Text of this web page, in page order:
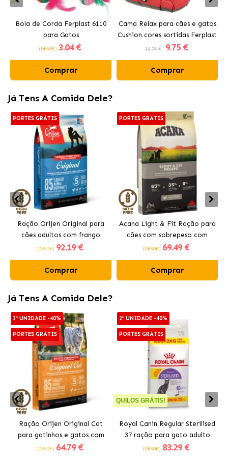
Bola de Corda Ferplast 6110
para Gatos
(DESDE) 3.04 €
Comprar
Cama Relax para cães e gatos
Cushion cores sortidas Ferplast
12.19 € 9.75 €
Comprar
Já Tens A Comida Dele?
PORTES GRÁTIS
Ração Orijen Original para
cães adultos com frango
(DESDE) 92.19 €
Comprar
PORTES GRÁTIS
Acana Light & Fit Ração para
cães com sobrepeso com
frango fresco
(DESDE) 69.49 €
Comprar
Já Tens A Comida Dele?
2ª UNIDADE -40%
PORTES GRÁTIS
Ração Orijen Original Cat
para gatinhos e gatos com
frango
(DESDE) 64.79 €
2ª UNIDADE -40%
PORTES GRÁTIS
QUILOS GRÁTIS!
Royal Canin Regular Sterilised
37 ração para gato adulto
esterilizado
(DESDE) 83.29 €